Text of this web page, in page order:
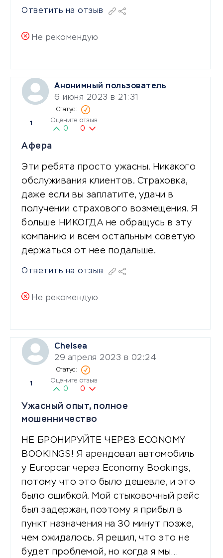
Ответить на отзыв
Не рекомендую
Анонимный пользователь
6 июня 2023 в 21:31
1 Оцените отзыв
0 0
Афера
Эти ребята просто ужасны. Никакого
обслуживания клиентов. Страховка,
даже если вы заплатите, удачи в
получении страхового возмещения. Я
больше НИКОГДА не обращусь в эту
компанию и всем остальным советую
держаться от нее подальше.
Ответить на отзыв
Не рекомендую
Chelsea
29 апреля 2023 в 02:24
1 Оцените отзыв
0 0
Ужасный опыт, полное
мошенничество
НЕ БРОНИРУЙТЕ ЧЕРЕЗ ECONOMY
BOOKINGS! Я арендовал автомобиль
у Europcar через Economy Bookings,
потому что это было дешевле, и это
было ошибкой. Мой стыковочный рейс
был задержан, поэтому я прибыл в
пункт назначения на 30 минут позже,
чем ожидалось. Я решил, что это не
будет проблемой, но когда я мы…